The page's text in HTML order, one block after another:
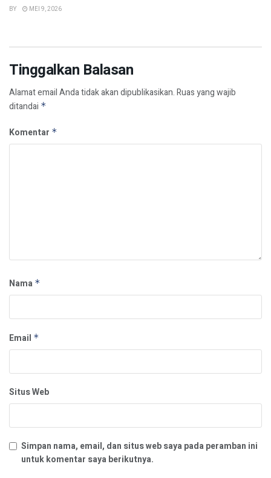
BY MEI 9, 2026
Tinggalkan Balasan
Alamat email Anda tidak akan dipublikasikan.Ruas yang wajib
ditandai *
Komentar *
Nama *
Email *
Situs Web
Simpan nama, email, dan situs web saya pada peramban ini
untuk komentar saya berikutnya.